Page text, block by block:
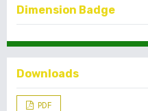
Dimension Badge
Downloads
PDF